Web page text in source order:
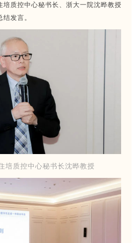
培质控中心秘书长、浙大一院沈晔教授
发言。
培质控中心秘书长沈晔教授